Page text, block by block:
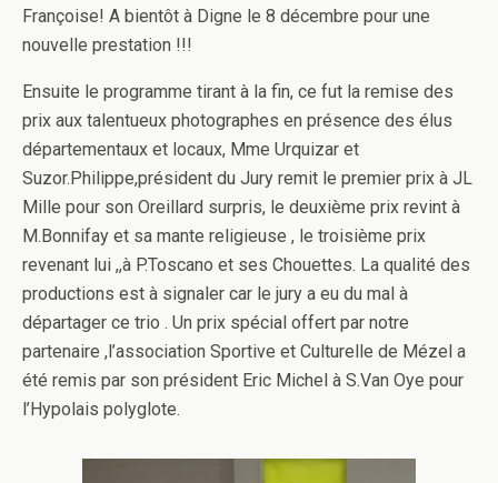
Françoise! A bientôt à Digne le 8 décembre pour une
nouvelle prestation !!!
Ensuite le programme tirant à la fin, ce fut la remise des
prix aux talentueux photographes en présence des élus
départementaux et locaux, Mme Urquizar et
Suzor.Philippe,président du Jury remit le premier prix à JL
Mille pour son Oreillard surpris, le deuxième prix revint à
M.Bonnifay et sa mante religieuse , le troisième prix
revenant lui ,,à P.Toscano et ses Chouettes. La qualité des
productions est à signaler car le jury a eu du mal à
départager ce trio . Un prix spécial offert par notre
partenaire ,l’association Sportive et Culturelle de Mézel a
été remis par son président Eric Michel à S.Van Oye pour
l’Hypolais polyglote.